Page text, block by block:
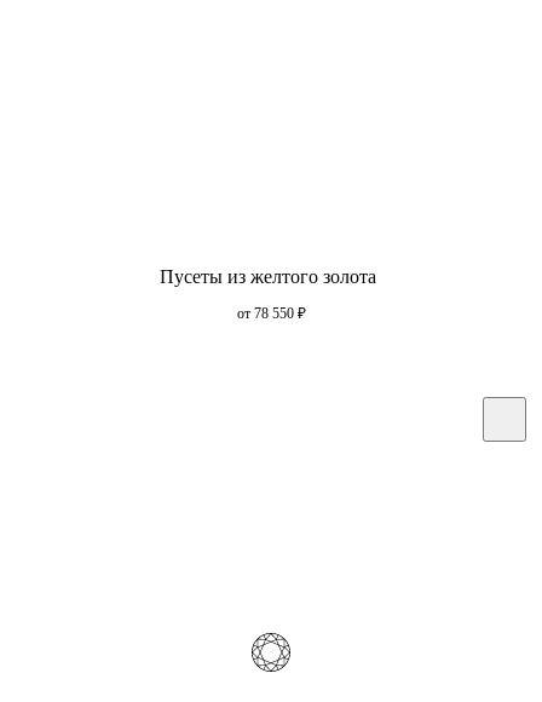
Пусеты из желтого золота
от 78 550 ₽